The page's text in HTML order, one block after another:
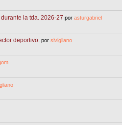
la tda. 2026-27 porasturgabriel
deportivo. porsivigliano